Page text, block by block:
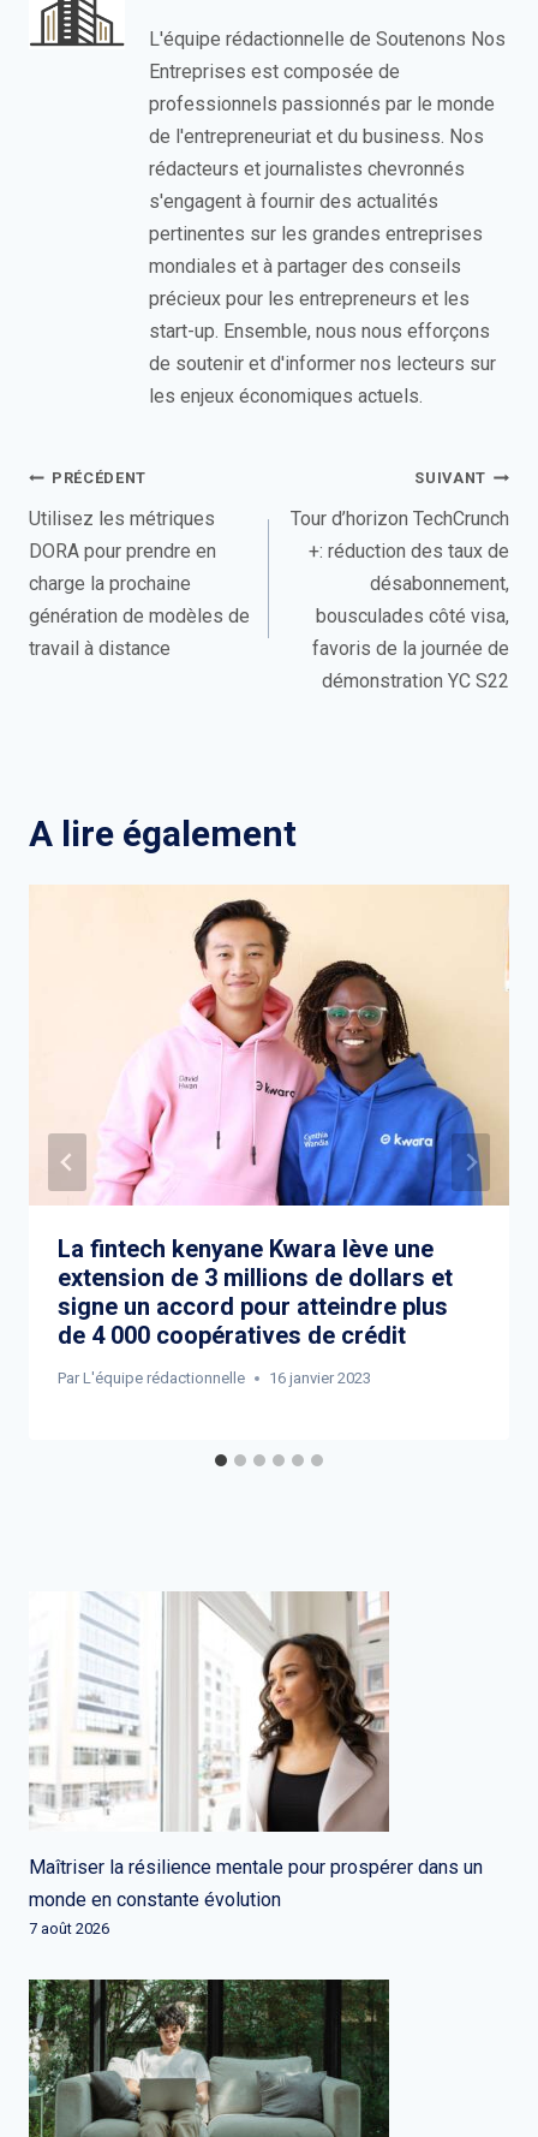
L'équipe rédactionnelle de Soutenons Nos
Entreprises est composée de
professionnels passionnés par le monde
de l'entrepreneuriat et du business. Nos
rédacteurs et journalistes chevronnés
s'engagent à fournir des actualités
pertinentes sur les grandes entreprises
mondiales et à partager des conseils
précieux pour les entrepreneurs et les
start-up. Ensemble, nous nous efforçons
de soutenir et d'informer nos lecteurs sur
les enjeux économiques actuels.
Navigation
de
l’article
PRÉCÉDENT
Utilisez les métriques
DORA pour prendre en
charge la prochaine
génération de modèles de
travail à distance
SUIVANT
Tour d’horizon TechCrunch
+: réduction des taux de
désabonnement,
bousculades côté visa,
favoris de la journée de
démonstration YC S22
A lire également
La fintech kenyane Kwara lève une
extension de 3 millions de dollars et
signe un accord pour atteindre plus
de 4 000 coopératives de crédit
Par L'équipe rédactionnelle 16 janvier 2023
Maîtriser la résilience mentale pour prospérer dans un
monde en constante évolution
7 août 2026